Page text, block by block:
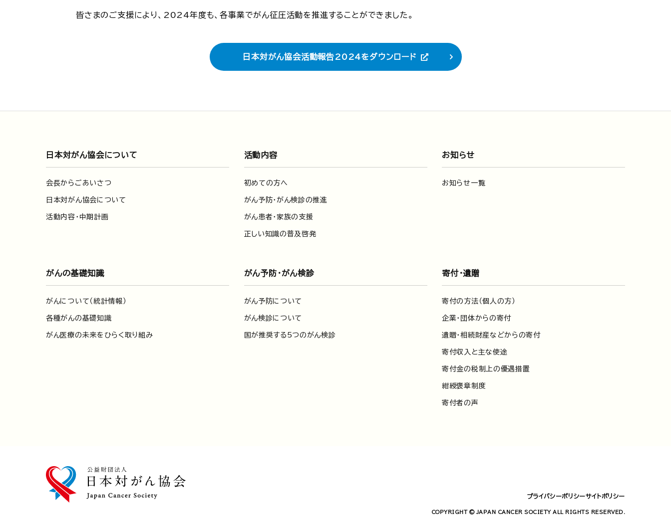
皆さまのご支援により、2024年度も、各事業でがん征圧活動を推進することができました。
日本対がん協会活動報告2024をダウンロード
日本対がん協会について
会長からごあいさつ
日本対がん協会について
活動内容・中期計画
活動内容
初めての方へ
がん予防・がん検診の推進
がん患者・家族の支援
正しい知識の普及啓発
お知らせ
お知らせ一覧
がんの基礎知識
がんについて（統計情報）
各種がんの基礎知識
がん医療の未来をひらく取り組み
がん予防・がん検診
がん予防について
がん検診について
国が推奨する5つのがん検診
寄付・遺贈
寄付の方法（個人の方）
企業・団体からの寄付
遺贈・相続財産などからの寄付
寄付収入と主な使途
寄付金の税制上の優遇措置
紺綬褒章制度
寄付者の声
プライバシーポリシーサイトポリシー
COPYRIGHT © JAPAN CANCER SOCIETY ALL RIGHTS RESERVED.